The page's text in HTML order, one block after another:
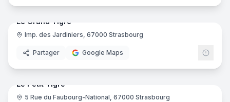
Le Grand Tigre
Imp. des Jardiniers, 67000 Strasbourg
Partager Google Maps
11
Le Petit Tigre
5 Rue du Faubourg-National, 67000 Strasbourg